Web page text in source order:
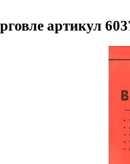
артикул